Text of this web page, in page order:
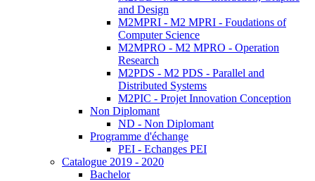
and Design
M2MPRI - M2 MPRI - Foudations of
Computer Science
M2MPRO - M2 MPRO - Operation
Research
M2PDS - M2 PDS - Parallel and
Distributed Systems
M2PIC - Projet Innovation Conception
Non Diplomant
ND - Non Diplomant
Programme d'échange
PEI - Echanges PEI
Catalogue 2019 - 2020
Bachelor